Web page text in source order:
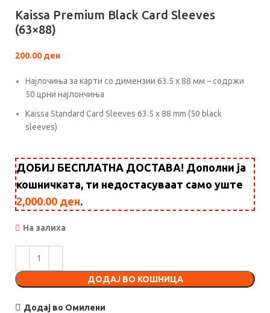
Kaissa Premium Black Card Sleeves
(63×88)
200.00 ден
Најлочиња за карти со димензии 63.5 х 88 мм – содржи
50 црни најлончиња
Kaissa Standard Card Sleeves 63.5 x 88 mm (50 black
sleeves)
ДОБИЈ БЕСПЛАТНА ДОСТАВА! Дополни ја
кошничката, ти недостасуваат само уште
2,000.00 ден.
На залиха
ДОДАЈ ВО КОШНИЦА
Додај во Омилени